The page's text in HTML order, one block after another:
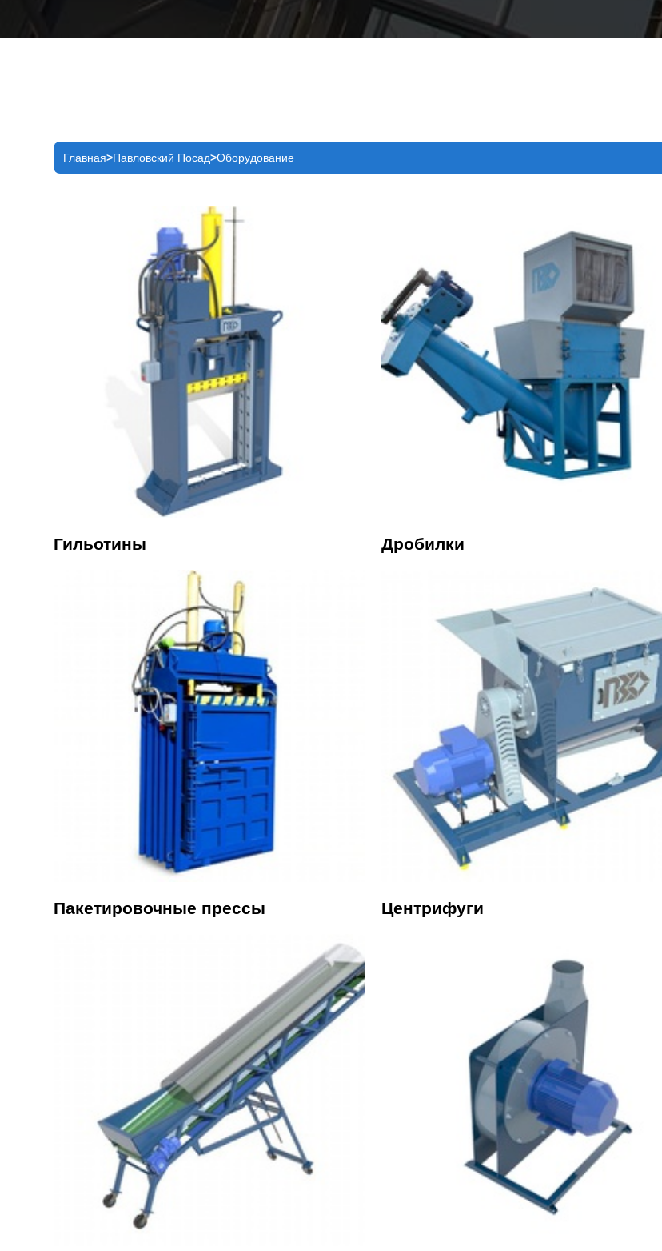
Главная Павловский Посад Оборудование
Гильотины Дробилки
Пакетировочные прессы Центрифуги